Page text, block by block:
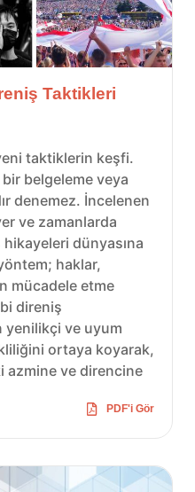
Taktikleri
taktiklerin keşfi.
belgeleme veya
denemez. İncelenen
ve zamanlarda
dünyasına
haklar,
mücadele etme
direniş
yenilikçi ve uyum
ortaya koyarak,
azmine ve direncine
PDF'i Gör